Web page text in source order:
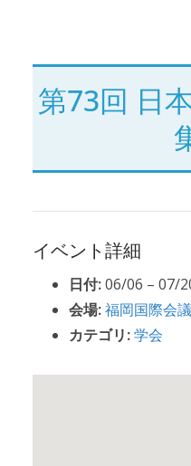
第73回 日
イベント詳細
日付:06/06 – 07/
会場:福岡国際会
カテゴリ:学会